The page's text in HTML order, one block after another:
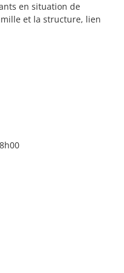
en situation de
et la structure, lien